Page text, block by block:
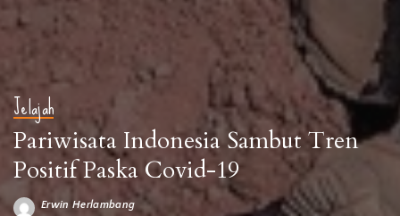
Jelajah
Pariwisata Indonesia Sambut Tren
Positif Paska Covid-19
Posted
Erwin Herlambang